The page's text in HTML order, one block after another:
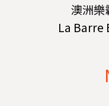
澳洲樂
La Barre